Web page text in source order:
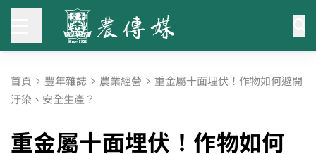
首頁 豐年雜誌 農業經營 重金屬十面埋伏！作物如何避開
汙染、安全生產？